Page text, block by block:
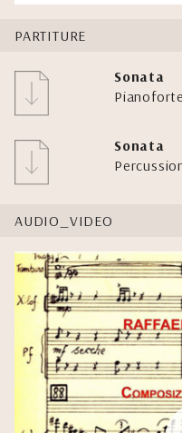
PARTITURE
Sonata
Sonata
AUDIO_VIDEO